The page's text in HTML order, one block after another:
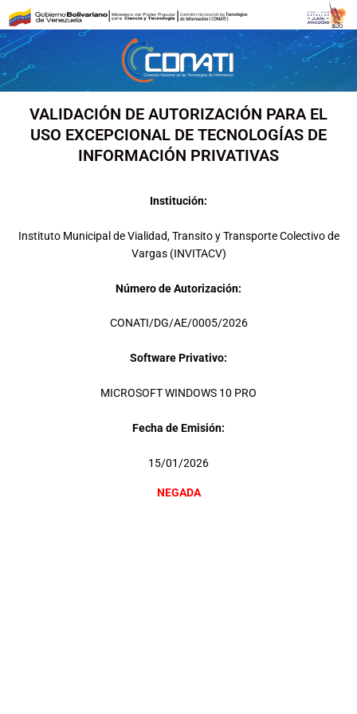
contenido
VALIDACIÓN DE AUTORIZACIÓN PARA EL
USO EXCEPCIONAL DE TECNOLOGÍAS DE
INFORMACIÓN PRIVATIVAS
Institución:
Instituto Municipal de Vialidad, Transito y Transporte Colectivo de
Vargas (INVITACV)
Número de Autorización:
CONATI/DG/AE/0005/2026
Software Privativo:
MICROSOFT WINDOWS 10 PRO
Fecha de Emisión:
15/01/2026
NEGADA